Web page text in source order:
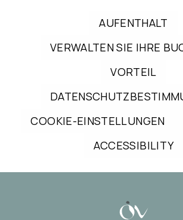
AUFENTHALT
VERWALTEN SIE IHRE
VORTEIL
COOKIE-EINSTELLUNGEN
ACCESSIBILITY